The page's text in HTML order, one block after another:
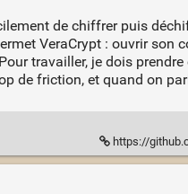
de chiffrer puis
VeraCrypt : ouvrir son
travailler, je dois
de friction, et quand on
https://